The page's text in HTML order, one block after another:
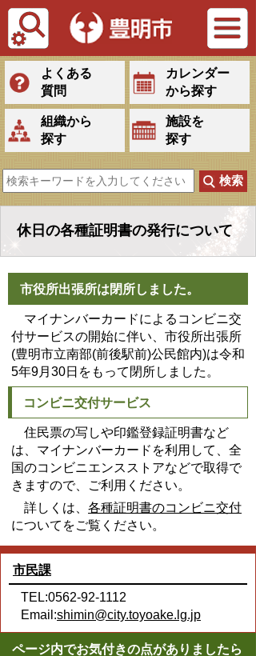
Tiếng Việt
よくある
質問
カレンダー
から探す
組織から
探す
施設を
探す
休日の各種証明書の発行について
市役所出張所は閉所しました。
マイナンバーカードによるコンビニ交
付サービスの開始に伴い、市役所出張所
(豊明市立南部(前後駅前)公民館内)は令和
5年9月30日をもって閉所しました。
コンビニ交付サービス
住民票の写しや印鑑登録証明書など
は、マイナンバーカードを利用して、全
国のコンビニエンスストアなどで取得で
きますので、ご利用ください。
詳しくは、 各種証明書のコンビニ交付
についてをご覧ください。
市民課
TEL:0562-92-1112
Email:shimin@city.toyoake.lg.jp
ページ内でお気付きの点がありましたら